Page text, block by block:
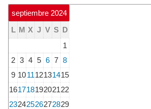
septiembre 2024
L M X J V S D
1
2 3 4 5 6 7 8
9 101112131415
16171819202122
23242526272829